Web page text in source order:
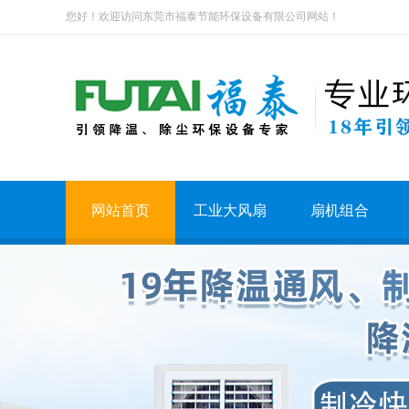
您好！欢迎访问东莞市福泰节能环保设备有限公司网站！
网站首页 工业大风扇 扇机组合